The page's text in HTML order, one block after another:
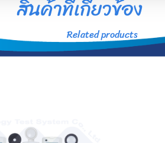
เกี่ยวข้อง
products